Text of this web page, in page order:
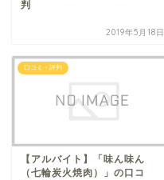
判
2019年5月18日
口コミ・評判
【アルバイト】「味ん味ん
（七輪炭火焼肉）」の口コ